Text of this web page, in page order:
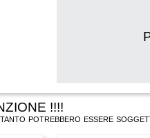
!!!!
potrebbero essere